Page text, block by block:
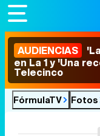
AUDIENCIAS
en La 1 y 'Una
Telecinco
FórmulaTV Fotos